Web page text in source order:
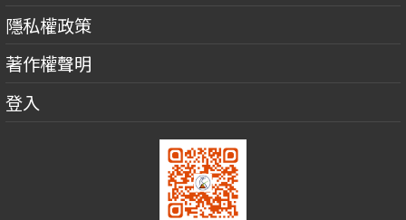
隱私權政策
著作權聲明
登入